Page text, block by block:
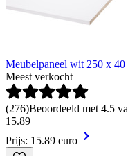
Meubelpaneel wit 250 x 40
Meest verkocht
(276)Beoordeeld met 4.5
15.89
Prijs: 15.89 euro